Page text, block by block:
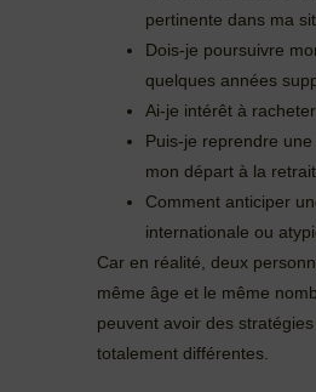
pertinente dans ma
Dois-je poursuivre
quelques années
Ai-je intérêt à
Puis-je reprendre
mon départ à la
Comment anticiper
internationale ou
Car en réalité, deux
même âge et le même
peuvent avoir des
totalement différentes.